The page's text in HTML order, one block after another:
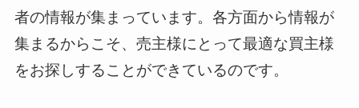
者の情報が集まっています。 各方面から情報が
集まるからこそ、売主様にとって最適な買主様
をお探しすることができているのです。